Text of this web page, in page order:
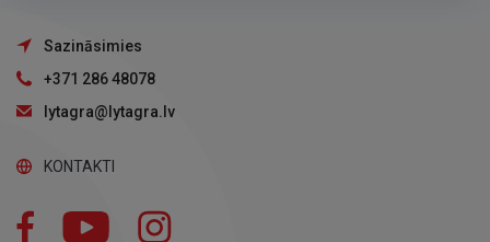
Sazināsimies
+371 286 48078
lytagra@lytagra.lv
KONTAKTI
Facebook YouTube